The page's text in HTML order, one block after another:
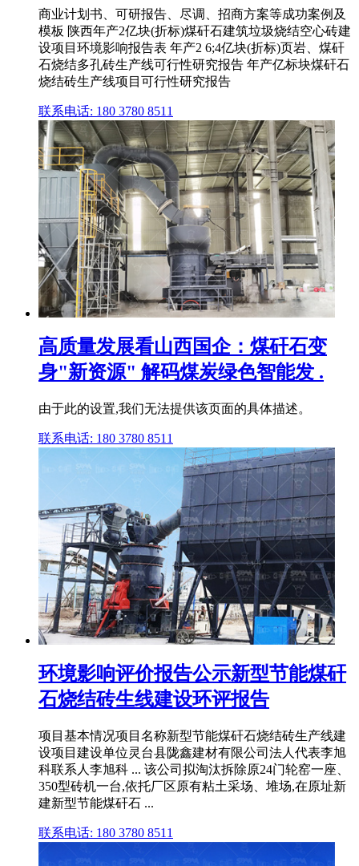
商业计划书、可研报告、尽调、招商方案等成功案例及
模板 陕西年产2亿块(折标)煤矸石建筑垃圾烧结空心砖建
设项目环境影响报告表 年产2 6;4亿块(折标)页岩、煤矸
石烧结多孔砖生产线可行性研究报告 年产亿标块煤矸石
烧结砖生产线项目可行性研究报告
联系电话: 180 3780 8511
高质量发展看山西国企：煤矸石变
身"新资源" 解码煤炭绿色智能发 .
由于此的设置,我们无法提供该页面的具体描述。
联系电话: 180 3780 8511
环境影响评价报告公示新型节能煤矸
石烧结砖生线建设环评报告
项目基本情况项目名称新型节能煤矸石烧结砖生产线建
设项目建设单位灵台县陇鑫建材有限公司法人代表李旭
科联系人李旭科 ... 该公司拟淘汰拆除原24门轮窑一座、
350型砖机一台,依托厂区原有粘土采场、堆场,在原址新
建新型节能煤矸石 ...
联系电话: 180 3780 8511